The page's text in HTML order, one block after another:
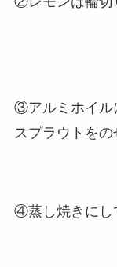
③アルミホイル
スプラウトをの
④蒸し焼きにし